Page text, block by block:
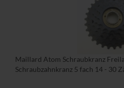
Maillard Atom Schraubkranz
Schraubzahnkranz 5 fach 14 - 30